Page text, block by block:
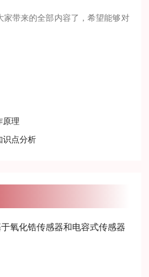
带来的全部内容了，希望能够对
原理
识点分析
氧化锆传感器和电容式传感器